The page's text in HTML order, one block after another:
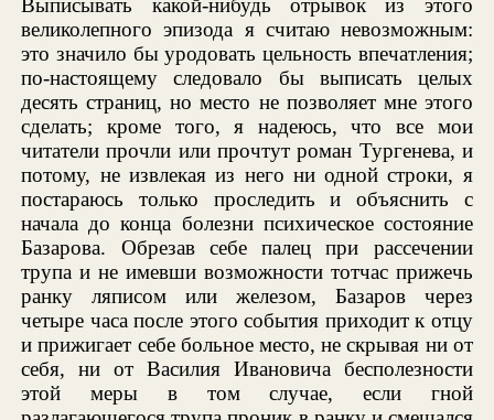
Выписывать какой-нибудь отрывок из этого
великолепного эпизода я считаю невозможным:
это значило бы уродовать цельность впечатления;
по-настоящему следовало бы выписать целых
десять страниц, но место не позволяет мне этого
сделать; кроме того, я надеюсь, что все мои
читатели прочли или прочтут роман Тургенева, и
потому, не извлекая из него ни одной строки, я
постараюсь только проследить и объяснить с
начала до конца болезни психическое состояние
Базарова. Обрезав себе палец при рассечении
трупа и не имевши возможности тотчас прижечь
ранку ляписом или железом, Базаров через
четыре часа после этого события приходит к отцу
и прижигает себе больное место, не скрывая ни от
себя, ни от Василия Ивановича бесполезности
этой меры в том случае, если гной